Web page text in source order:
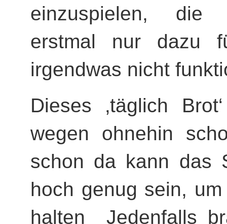
einzuspielen, die
erstmal nur dazu
irgendwas nicht
Dieses ‚täglich
wegen ohnehin
schon da kann das
hoch genug sein,
halten Jedenfalls